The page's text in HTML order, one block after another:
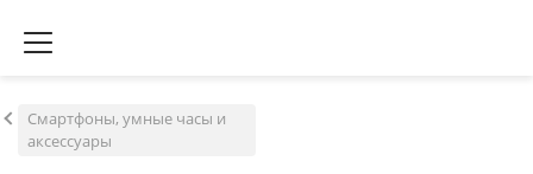
Смартфоны, умные часы и
аксессуары